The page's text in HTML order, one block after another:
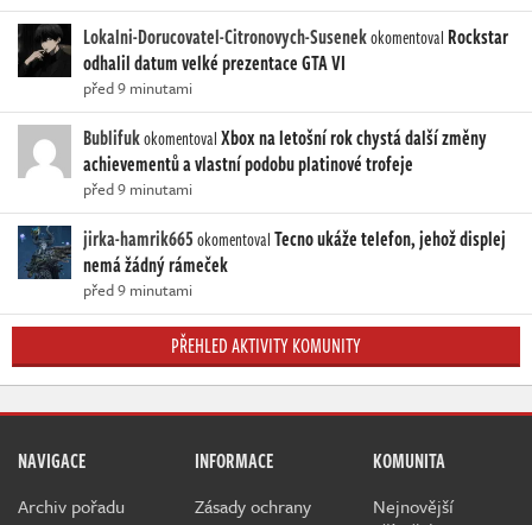
Lokalni-Dorucovatel-Citronovych-Susenekokomentoval Rockstar
odhalil datum velké prezentace GTA VI
před 9 minutami
BublifukokomentovalXbox na letošní rok chystá další změny
achievementů a vlastní podobu platinové trofeje
před 9 minutami
jirka-hamrik665okomentovalTecno ukáže telefon, jehož displej
nemá žádný rámeček
před 9 minutami
PŘEHLED AKTIVITY KOMUNITY
NAVIGACE
Archiv pořadu
INFORMACE
Zásady ochrany
KOMUNITA
Nejnovější